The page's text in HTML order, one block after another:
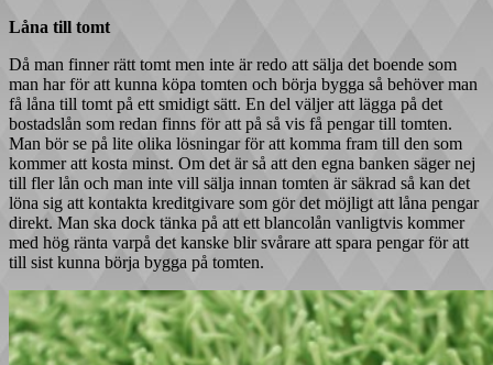
Låna till tomt
Då man finner rätt tomt men inte är redo att sälja det boende som
man har för att kunna köpa tomten och börja bygga så behöver man
få låna till tomt på ett smidigt sätt. En del väljer att lägga på det
bostadslån som redan finns för att på så vis få pengar till tomten.
Man bör se på lite olika lösningar för att komma fram till den som
kommer att kosta minst. Om det är så att den egna banken säger nej
till fler lån och man inte vill sälja innan tomten är säkrad så kan det
löna sig att kontakta kreditgivare som gör det möjligt att låna pengar
direkt. Man ska dock tänka på att ett blancolån vanligtvis kommer
med hög ränta varpå det kanske blir svårare att spara pengar för att
till sist kunna börja bygga på tomten.